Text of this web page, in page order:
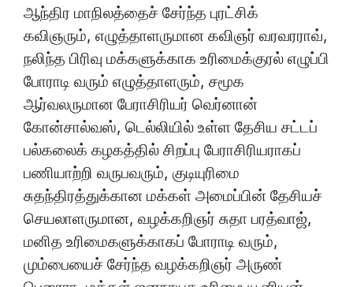
ஆந்திர மாநிலத்தைச் சேர்ந்த புரட்சிக்
கவிஞரும், எழுத்தாளருமான கவிஞர் வரவரராவ்,
நலிந்த பிரிவு மக்களுக்காக உரிமைக்குரல் எழுப்பி
போராடி வரும் எழுத்தாளரும், சமூக
ஆர்வலருமான பேராசிரியர் வெர்னான்
கோன்சால்வஸ், டெல்லியில் உள்ள தேசிய சட்டப்
பல்கலைக் கழகத்தில் சிறப்பு பேராசிரியராகப்
பணியாற்றி வருபவரும், குடியுரிமை
சுதந்திரத்துக்கான மக்கள் அமைப்பின் தேசியச்
செயலாளருமான, வழக்கறிஞர் சுதா பரத்வாஜ்,
மனித உரிமைகளுக்காகப் போராடி வரும்,
மும்பையைச் சேர்ந்த வழக்கறிஞர் அருண்